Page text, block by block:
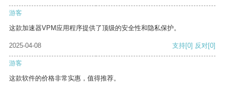
游客
这款加速器VPM应用程序提供了顶级的安全性和隐私保护。
2025-04-08 支持[0] 反对[0]
游客
这款软件的价格非常实惠，值得推荐。